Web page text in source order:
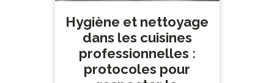
Hygiène et nettoyage
dans les cuisines
professionnelles :
protocoles pour